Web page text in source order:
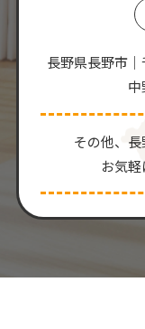
長野県長野市
その他、
お気